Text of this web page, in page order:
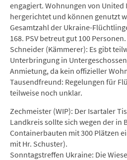
engagiert. Wohnungen von
hergerichtet und können genutzt
Gesamtzahl der Ukraine-
168. PSV betreut gut 100 Personen.
Schneider (Kämmerer): Es gibt
Unterbringung in
Anmietung, da kein offizieller
Tausendfreund: Regelungen für
teilweise noch unklar.
Zechmeister (WIP): Der Isartaler
Landkreis sollte sich wegen der in
Containerbauten mit 300 Plätzen
mit Hr. Schuster).
Sonntagstreffen Ukraine: Die